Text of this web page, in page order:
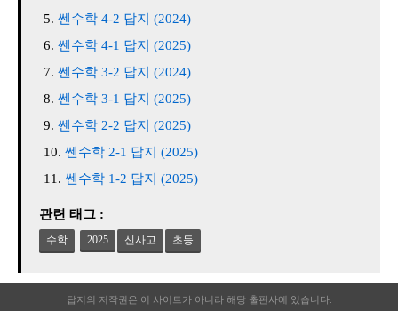
쎈수학 4-2 답지 (2024)
쎈수학 4-1 답지 (2025)
쎈수학 3-2 답지 (2024)
쎈수학 3-1 답지 (2025)
쎈수학 2-2 답지 (2025)
쎈수학 2-1 답지 (2025)
쎈수학 1-2 답지 (2025)
관련 태그 :
수학 2025 신사고 초등
답지의 저작권은 이 사이트가 아니라 해당 출판사에 있습니다.